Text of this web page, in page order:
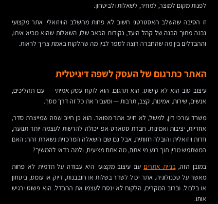
לפנות מקום למוצר, למחיר, לשאלות ולביטחון.
זו הסיבה שהשלב האסטרטגי חשוב לא פחות מהשלב הוויזואלי. אתר מקצועי
נבנה מתוך הבנה של קהל היעד, נקודות הכאב שלו, השאלות שהוא מביא איתו,
וההבדלים בין מה שהחברה רוצה לספר לבין מה שהלקוח באמת צריך לראות.
האתר כתרגום של העסק לשפה דיגיטלית
עיצוב טוב הוא לא קישוט. הוא תרגום. הוא לוקח עסק אמיתי — עם תהליכים,
אנשים, שירות, אמינות, קצב, תרבות — ומעביר את כל זה דרך מסך.
משרד עורכי דין, למשל, לא חייב אתר מפואר. הוא כן חייב שפה שמייצרת סדר,
אחריות, יציבות ואמינות. חברת סטארט-אפ יכולה להרשות לעצמה יותר תנועה,
חדות ויזואלית והובלה חזותית, אבל גם שם השאלה המרכזית נשארת זהה: האם
המשתמש מבין תוך רגע מי אתם, מה אתם מציעים, ולמה כדאי להמשיך?
במובן הזה,בניית אתרים עם עיצוב מקצועי היא עבודה על תדמית לא פחות
מאשר על טכנולוגיה. אתר יכול לשדר בשלות או חובבנות, דיוק או עומס, ביטחון
או בלבול. וברוב המקרים, הלקוח לא ינסח לעצמו את ההבדל. הוא פשוט ירגיש
אותו.